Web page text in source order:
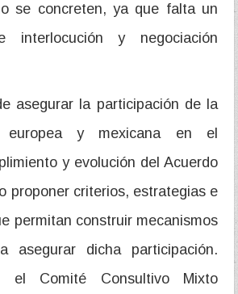
se concreten, ya que falta un
interlocución y negociación
asegurar la participación de la
europea y mexicana en el
y evolución del Acuerdo
proponer criterios, estrategias e
permitan construir mecanismos
asegurar dicha participación.
el Comité Consultivo Mixto